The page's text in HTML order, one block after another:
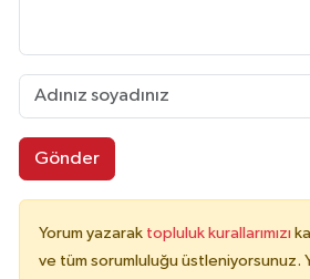
Gönder
Yorum yazarak topluluk kurallarımızı
ve tüm sorumluluğu üstleniyorsunuz.